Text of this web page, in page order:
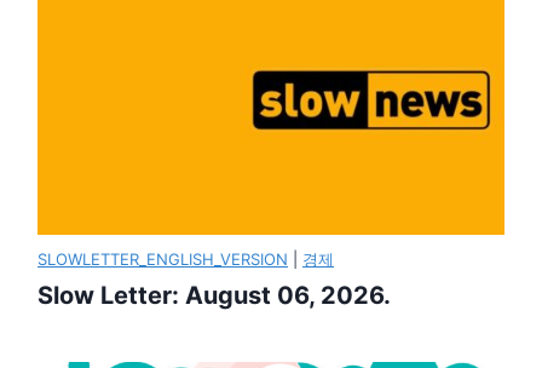
SLOWLETTER_ENGLISH_VERSION 경제
Slow Letter: August 06, 2026.